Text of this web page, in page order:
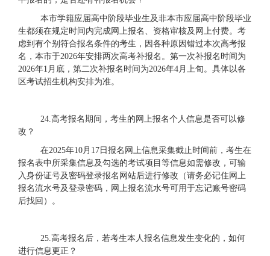
本市学籍应届高中阶段毕业生及非本市应届高中阶段毕业
生都须在规定时间内完成网上报名、资格审核及网上付费。考
虑到有个别符合报名条件的考生，因各种原因错过本次高考报
名，本市于2026年安排两次高考补报名。第一次补报名时间为
2026年1月底，第二次补报名时间为2026年4月上旬。具体以各
区考试招生机构安排为准。
24.高考报名期间，考生的网上报名个人信息是否可以修
改？
在2025年10月17日 报名 网上信息采集截止时间前， 考生在
报名表中所采集信息及勾选的考试项目等信息如需修改，可输
入身份证号及密码登录报名网站后进行修改 （请务必记住网上
报名流水号及登录密码，网上报名流水号可用于忘记账号密码
后找回 ） 。
25.高考报名后，若考生本人报名信息发生变化的，如何
进行信息更正？